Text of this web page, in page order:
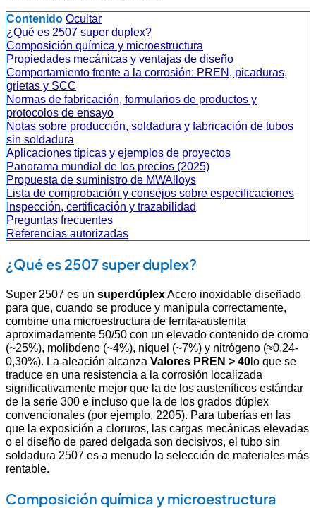
Contenido Ocultar
¿Qué es 2507 super duplex?
Composición química y microestructura
Propiedades mecánicas y ventajas de diseño
Comportamiento frente a la corrosión: PREN, picaduras,
grietas y SCC
Normas de fabricación, formularios de productos y
protocolos de ensayo
Notas sobre producción, soldadura y fabricación de tubos
sin soldadura
Aplicaciones típicas y ejemplos de proyectos
Panorama mundial de los precios (2025)
Propuesta de suministro de MWAlloys
Lista de comprobación y consejos sobre especificaciones
Inspección, certificación y trazabilidad
Preguntas frecuentes
Referencias autorizadas
¿Qué es 2507 super duplex?
Super 2507 es un superdúplexAcero inoxidable diseñado
para que, cuando se produce y manipula correctamente,
combine una microestructura de ferrita-austenita
aproximadamente 50/50 con un elevado contenido de cromo
(~25%), molibdeno (~4%), níquel (~7%) y nitrógeno (≈0,24-
0,30%). La aleación alcanza Valores PREN > 40lo que se
traduce en una resistencia a la corrosión localizada
significativamente mejor que la de los austeníticos estándar
de la serie 300 e incluso que la de los grados dúplex
convencionales (por ejemplo, 2205). Para tuberías en las
que la exposición a cloruros, las cargas mecánicas elevadas
o el diseño de pared delgada son decisivos, el tubo sin
soldadura 2507 es a menudo la selección de materiales más
rentable.
Composición química y microestructura